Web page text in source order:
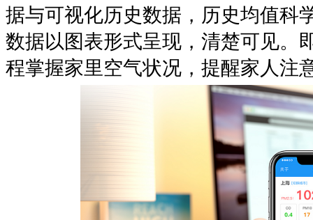
据与可视化历史数据，历史均值科
数据以图表形式呈现，清楚可见。
程掌握家里空气状况，提醒家人注